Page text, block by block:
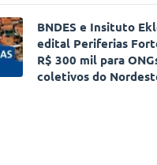
BNDES e Insituto
edital Periferias
R$ 300 mil para
coletivos do